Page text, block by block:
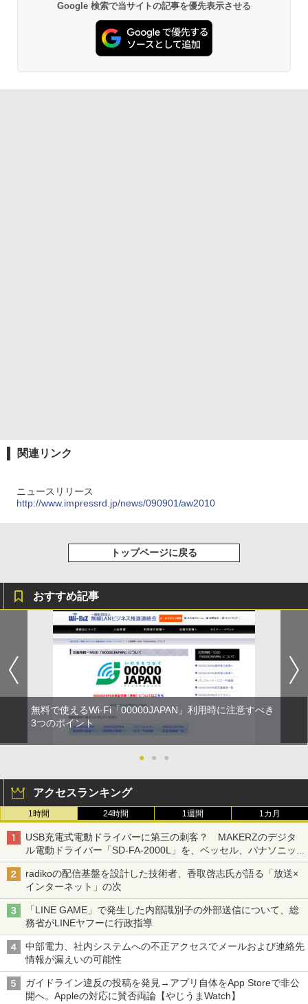
Google 検索で当サイトの記事を優先表示させる
関連リンク
ニュースリリース
http://www.impressrd.jp/news/090901/aw2010
トップページに戻る
おすすめ記事
無料で使えるWi-Fi「00000JAPAN」利用時に注意すべき
3つのポイント
● ● ●
アクセスランキング
1時間 24時間 1週間 1カ月
USB充電式電動ドライバーに第三の刺客？ MAKERZのデジタ
ル電動ドライバー「SD-FA-2000L」を、ベッセル、パナソニッ
クと比較してみた 【テレワークグッズ・ミニレビュー 第165
回】
radikoの配信基盤を設計した技術者、香取啓志氏が語る「放送×
インターネット」の次
「LINE GAME」で発生した内部識別子の外部送信について、総
務省がLINEヤフーに行政指導
中部電力、社内システムへの不正アクセスでメールおよび連絡先
情報が漏えいの可能性
ガイドライン違反の投稿を発見→アプリ自体をApp Storeで非公
開へ。Appleの対応に賛否両論【やじうまWatch】